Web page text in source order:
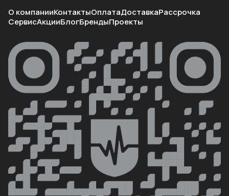
О компанииКонтактыОплатаДоставкаРассрочка
СервисАкцииБлогБрендыПроекты